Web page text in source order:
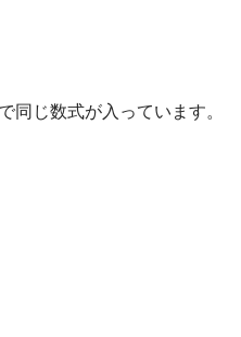
同じ数式が入っています。